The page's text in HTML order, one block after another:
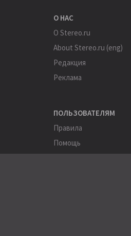
О НАС
О Stereo.ru
About Stereo.ru (eng)
Редакция
Реклама
ПОЛЬЗОВАТЕЛЯМ
Правила
Помощь